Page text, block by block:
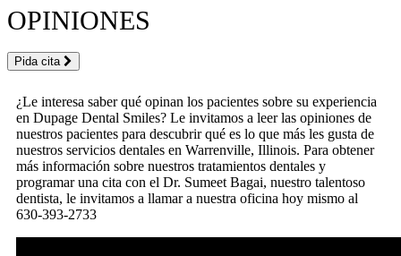
OPINIONES
Pida cita
¿Le interesa saber qué opinan los pacientes sobre su experiencia
en Dupage Dental Smiles? Le invitamos a leer las opiniones de
nuestros pacientes para descubrir qué es lo que más les gusta de
nuestros servicios dentales en Warrenville, Illinois. Para obtener
más información sobre nuestros tratamientos dentales y
programar una cita con el Dr. Sumeet Bagai, nuestro talentoso
dentista, le invitamos a llamar a nuestra oficina hoy mismo al
630-393-2733